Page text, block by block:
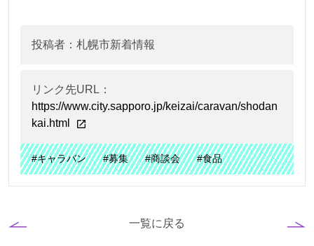
投稿者：札幌市新着情報
リンク先URL：
https://www.city.sapporo.jp/keizai/caravan/shodan
kai.html
#キャラバン #募集 #商談会 #食品
一覧に戻る